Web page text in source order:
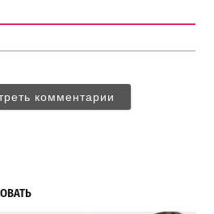
комментарии